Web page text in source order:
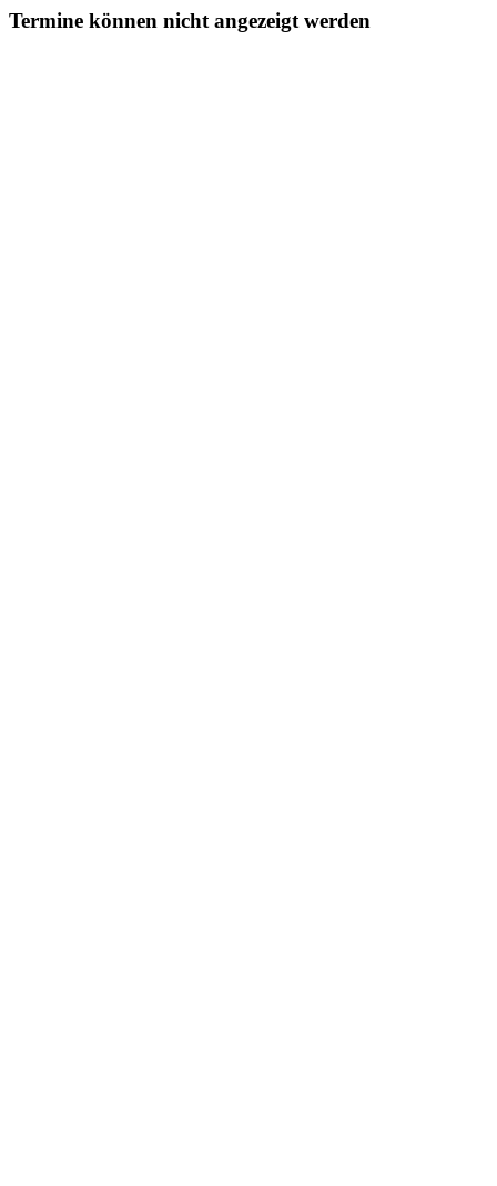
Termine können nicht angezeigt werden